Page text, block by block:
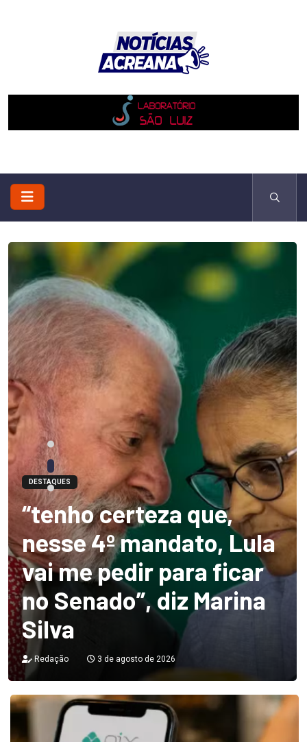
DESTAQUES
“tenho certeza que,
nesse 4º mandato, Lula
vai me pedir para ficar
no Senado”, diz Marina
Silva
Redação 3 de agosto de 2026